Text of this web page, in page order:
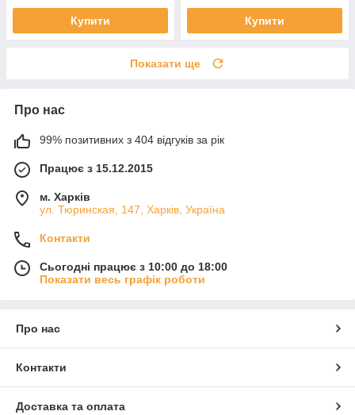
Купити Купити
Показати ще
Про нас
99% позитивних з 404 відгуків за рік
Працює з 15.12.2015
м. Харків
ул. Тюринская, 147, Харків, Україна
Контакти
Сьогодні працює з 10:00 до 18:00
Показати весь графік роботи
Про нас
Контакти
Доставка та оплата